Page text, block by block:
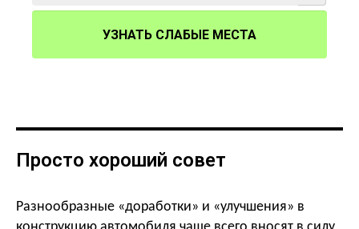
УЗНАТЬ СЛАБЫЕ МЕСТА
Просто хороший совет
Разнообразные «доработки» и «улучшения» в